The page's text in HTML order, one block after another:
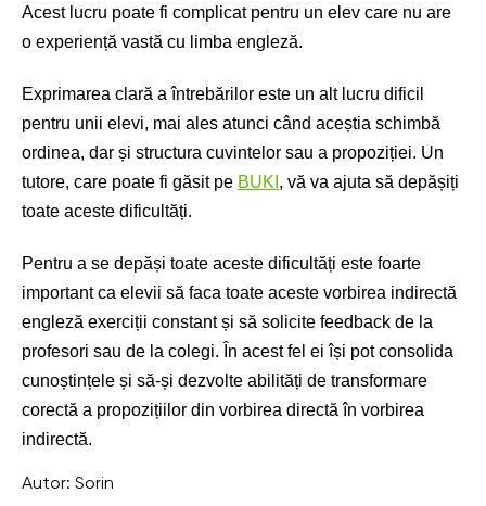
Acest lucru poate fi complicat pentru un elev care nu are
o experiență vastă cu limba engleză.
Exprimarea clară a întrebărilor este un alt lucru dificil
pentru unii elevi, mai ales atunci când aceștia schimbă
ordinea, dar și structura cuvintelor sau a propoziției. Un
tutore, care poate fi găsit pe BUKI , vă va ajuta să depășiți
toate aceste dificultăți.
Pentru a se depăși toate aceste dificultăți este foarte
important ca elevii să faca toate aceste vorbirea indirectă
engleză exerciții constant și să solicite feedback de la
profesori sau de la colegi. În acest fel ei își pot consolida
cunoștințele și să-și dezvolte abilități de transformare
corectă a propozițiilor din vorbirea directă în vorbirea
indirectă.
Autor: Sorin